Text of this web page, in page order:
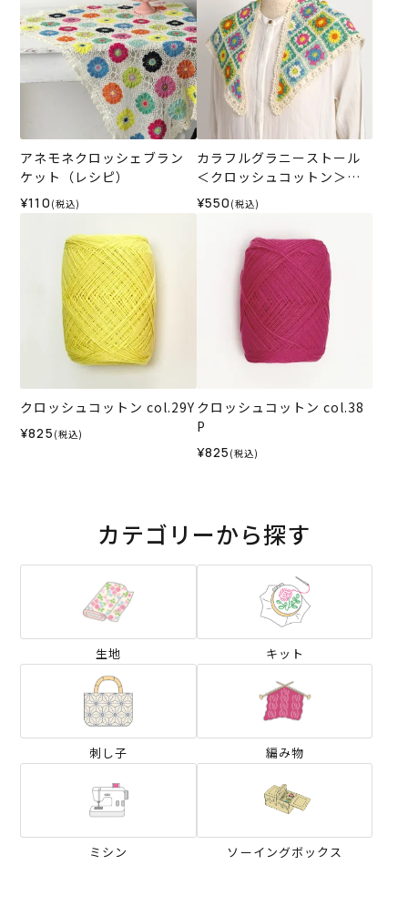
アネモネクロッシェブラン
ケット（レシピ）
¥110 (税込)
カラフルグラニーストール
＜クロッシュコットン＞
（レシピ）
¥550 (税込)
クロッシュコットン col.29Y
¥825 (税込)
クロッシュコットン col.38
P
¥825 (税込)
カテゴリーから探す
生地 キット
刺し子 編み物
ミシン ソーイングボックス